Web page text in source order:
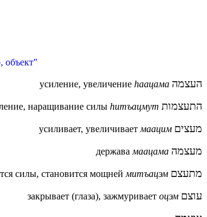
объект"
усиление, увеличение hаацама העצמה
наращивание силы hитъацмут התעצמות
усиливает, увеличивает маацим מעצים
держава маацама מעצמה
силы, становится мощней митъацэм מתעצם
закрывает (глаза), зажмуривает оцэм עוצם